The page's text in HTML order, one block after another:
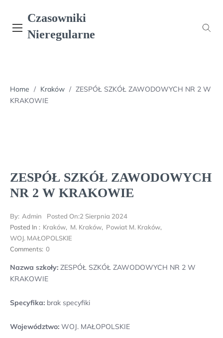
content
Czasowniki
Nieregularne
Home / Kraków / ZESPÓŁ SZKÓŁ ZAWODOWYCH NR 2 W
KRAKOWIE
ZESPÓŁ SZKÓŁ ZAWODOWYCH
NR 2 W KRAKOWIE
By: Admin Posted On:2 Sierpnia 2024
Posted In : Kraków, M. Kraków, Powiat M. Kraków,
WOJ. MAŁOPOLSKIE
Comments: 0
Nazwa szkoły: ZESPÓŁ SZKÓŁ ZAWODOWYCH NR 2 W
KRAKOWIE
Specyfika: brak specyfiki
Województwo: WOJ. MAŁOPOLSKIE